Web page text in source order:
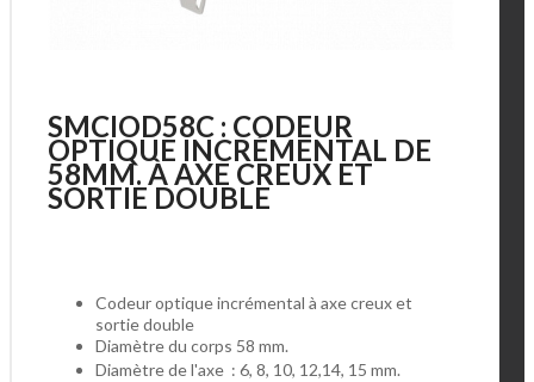
SMCIOD58C : CODEUR
OPTIQUE INCRÉMENTAL DE
58MM. À AXE CREUX ET
SORTIE DOUBLE
Codeur optique incrémental à axe creux et
sortie double
Diamètre du corps 58 mm.
Diamètre de l'axe : 6, 8, 10, 12,14, 15 mm.